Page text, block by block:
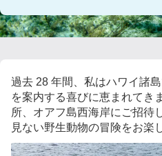
スタッフ紹介
イルカ＆クジラ情報
過去 28 年間、私はハワイ諸
を案内する喜びに恵まれてき
所、オアフ島西海岸にご招待
見ない野生動物の冒険をお楽